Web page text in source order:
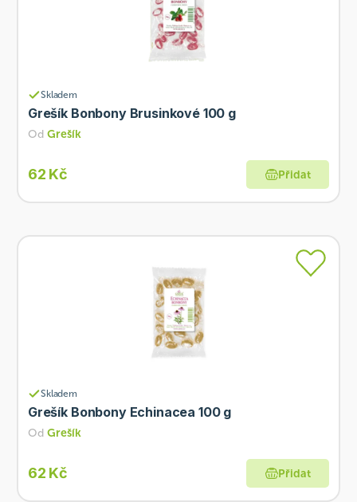
Skladem
Grešík Bonbony Brusinkové 100 g
Od Grešík
62 Kč Přidat
Skladem
Grešík Bonbony Echinacea 100 g
Od Grešík
62 Kč Přidat